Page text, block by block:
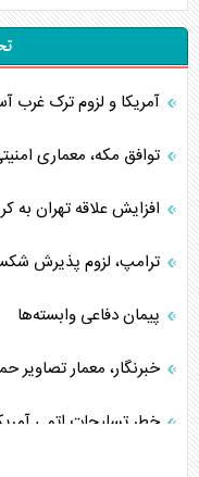
آمریکا و لزوم ترک غرب
توافق مکه، معماری
افزایش علاقه تهران به
ترامپ، لزوم پذیرش
پیمان دفاعی‌ وابسته‌ها
خبرنگار، معمار
خطر تسلیحات اتمی